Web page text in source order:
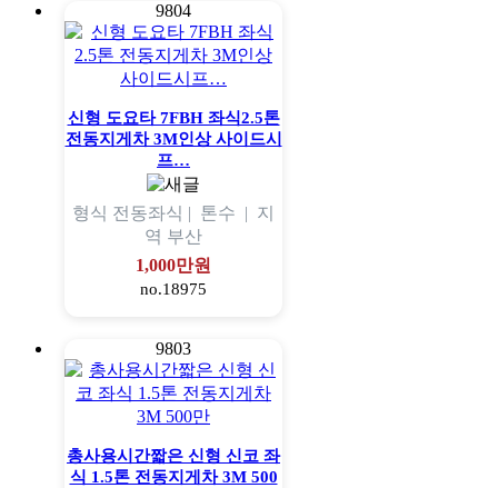
9804
신형 도요타 7FBH 좌식2.5톤
전동지게차 3M인상 사이드시
프…
형식 전동좌식 | 톤수 | 지
역 부산
1,000만원
no.18975
9803
총사용시간짧은 신형 신코 좌
식 1.5톤 전동지게차 3M 500